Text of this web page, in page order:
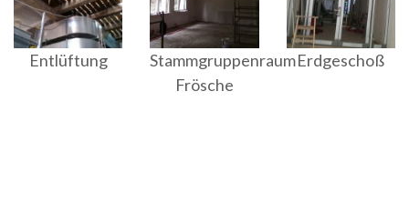
Entlüftung
Stammgruppenraum
Frösche
Erdgeschoß